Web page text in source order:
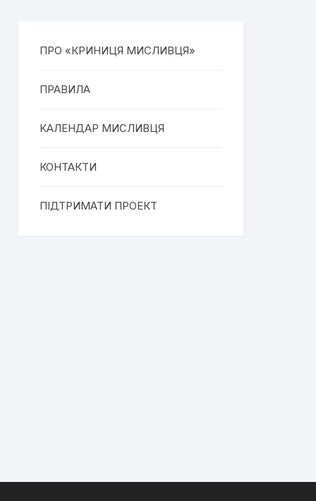
ПРО «КРИНИЦЯ МИСЛИВЦЯ»
ПРАВИЛА
КАЛЕНДАР МИСЛИВЦЯ
КОНТАКТИ
ПІДТРИМАТИ ПРОЕКТ